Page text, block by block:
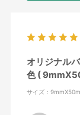
オリジナル
色 (
サイズ：